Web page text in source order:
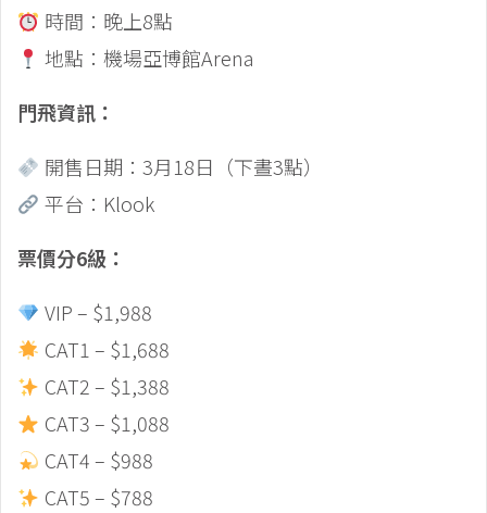
時間：晚上8點
地點：機場亞博館Arena
門飛資訊：
開售日期：3月18日（下晝3點）
平台：Klook
票價分6級：
VIP – $1,988
CAT1 – $1,688
CAT2 – $1,388
CAT3 – $1,088
CAT4 – $988
CAT5 – $788